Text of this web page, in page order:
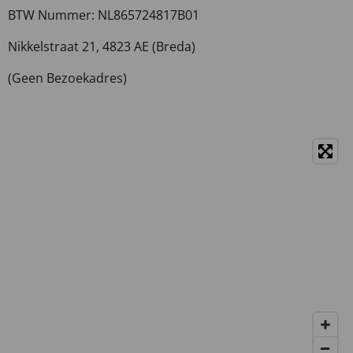
BTW Nummer: NL865724817B01
Nikkelstraat 21, 4823 AE (Breda)
(Geen Bezoekadres)